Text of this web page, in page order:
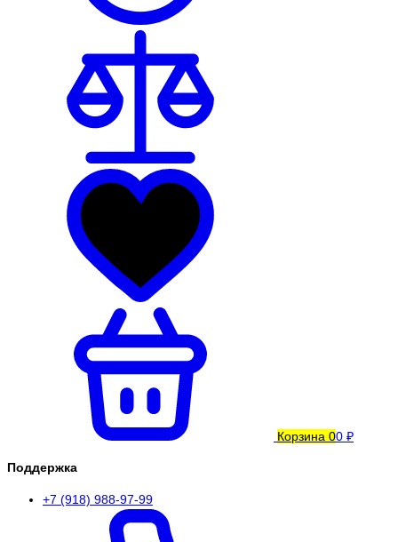
Корзина 00 ₽
Поддержка
+7 (918) 988-97-99